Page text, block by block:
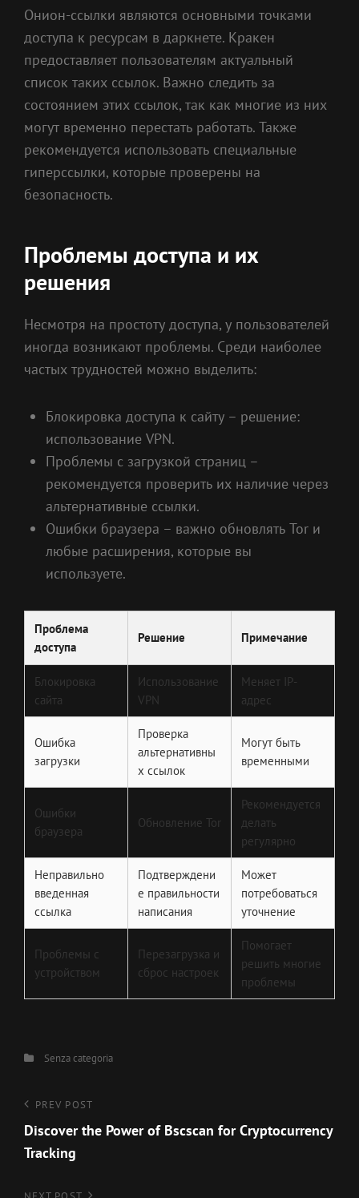
Онион-ссылки являются основными точками
доступа к ресурсам в даркнете. Кракен
предоставляет пользователям актуальный
список таких ссылок. Важно следить за
состоянием этих ссылок, так как многие из них
могут временно перестать работать. Также
рекомендуется использовать специальные
гиперссылки, которые проверены на
безопасность.
Проблемы доступа и их
решения
Несмотря на простоту доступа, у пользователей
иногда возникают проблемы. Среди наиболее
частых трудностей можно выделить:
Блокировка доступа к сайту – решение:
использование VPN.
Проблемы с загрузкой страниц –
рекомендуется проверить их наличие через
альтернативные ссылки.
Ошибки браузера – важно обновлять Tor и
любые расширения, которые вы
используете.
Проблема
доступа
Решение Примечание
Блокировка
сайта
Использование
VPN
Меняет IP-
адрес
Ошибка
загрузки
Проверка
альтернативны
х ссылок
Могут быть
временными
Ошибки
браузера
Обновление Tor
Рекомендуется
делать
регулярно
Неправильно
введенная
ссылка
Подтверждени
е правильности
написания
Может
потребоваться
уточнение
Проблемы с
устройством
Перезагрузка и
сброс настроек
Помогает
решить многие
проблемы
CategoriesSenza categoria
Navigazione
articoli
Previous
Post
PREV POST
Discover the Power of Bscscan for Cryptocurrency
Tracking